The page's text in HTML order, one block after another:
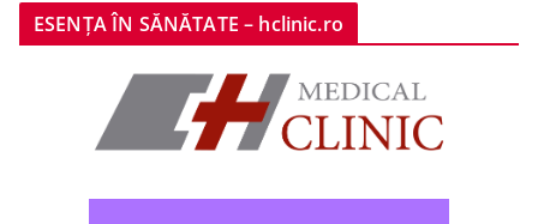
ESENȚA ÎN SĂNĂTATE – hclinic.ro